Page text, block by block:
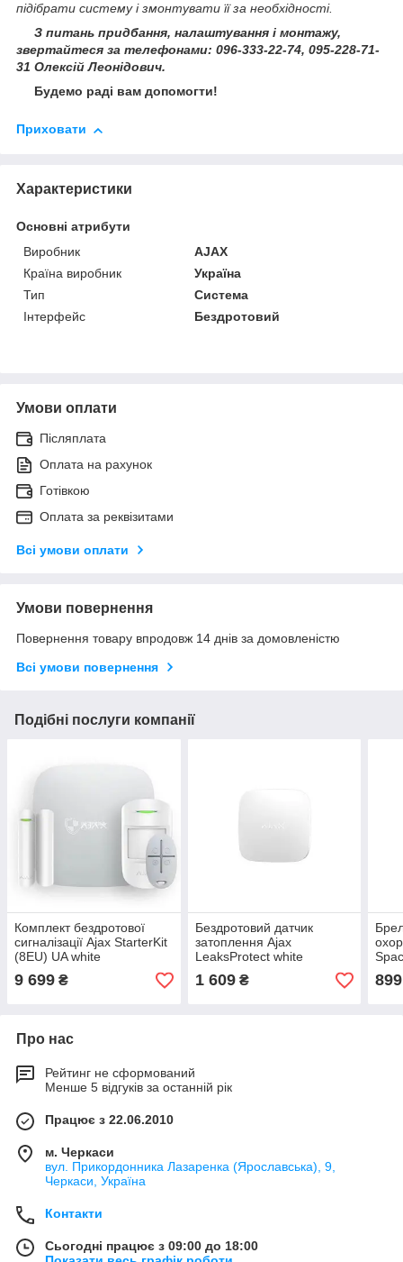
підібрати систему і змонтувати її за необхідності.
З питань придбання, налаштування і монтажу,
звертайтеся за телефонами: 096-333-22-74, 095-228-71-
31 Олексій Леонідович.
Будемо раді вам допомогти!
Приховати
Характеристики
Основні атрибути
Виробник
AJAX
Країна виробник
Україна
Тип
Система
Інтерфейс
Бездротовий
Умови оплати
Післяплата
Оплата на рахунок
Готівкою
Оплата за реквізитами
Всі умови оплати
Умови повернення
Повернення товару впродовж 14 днів за домовленістю
Всі умови повернення
Подібні послуги компанії
Комплект бездротової
сигналізації Ajax StarterKit
(8EU) UA white
9 699 ₴
Бездротовий датчик
затоплення Ajax
LeaksProtect white
1 609₴ 899
Про нас
Рейтинг не сформований
Менше 5 відгуків за останній рік
Працює з 22.06.2010
м. Черкаси
вул. Прикордонника Лазаренка (Ярославська), 9,
Черкаси, Україна
Контакти
Сьогодні працює з 09:00 до 18:00